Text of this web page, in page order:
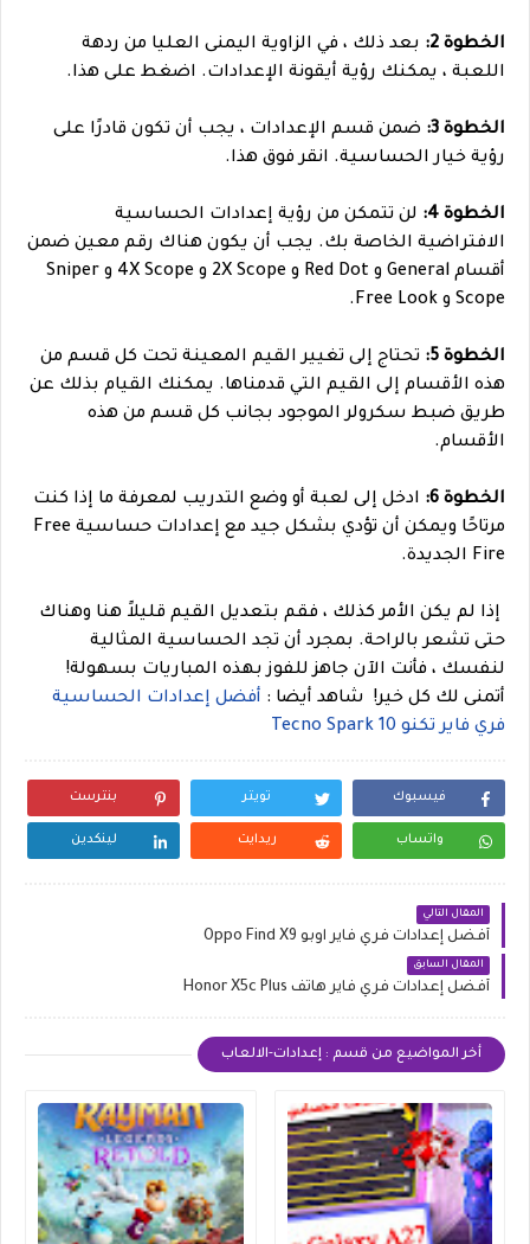
الخطوة 2:
بعد ذلك ، في الزاوية اليمنى العليا من ردهة
اللعبة ، يمكنك رؤية أيقونة الإعدادات. اضغط على هذا.
الخطوة 3:
ضمن قسم الإعدادات ، يجب أن تكون قادرًا على
رؤية خيار الحساسية. انقر فوق هذا.
الخطوة 4:
لن تتمكن من رؤية إعدادات الحساسية
الافتراضية الخاصة بك. يجب أن يكون هناك رقم معين ضمن
أقسام General و Red Dot و 2X Scope و 4X Scope و Sniper
Scope و Free Look.
الخطوة 5:
تحتاج إلى تغيير القيم المعينة تحت كل قسم من
هذه الأقسام إلى القيم التي قدمناها. يمكنك القيام بذلك عن
طريق ضبط سكرولر الموجود بجانب كل قسم من هذه
الأقسام.
الخطوة 6:
ادخل إلى لعبة أو وضع التدريب لمعرفة ما إذا كنت
مرتاحًا ويمكن أن تؤدي بشكل جيد مع إعدادات حساسية Free
Fire الجديدة.
إذا لم يكن الأمر كذلك ، فقم بتعديل القيم قليلاً هنا وهناك
حتى تشعر بالراحة. بمجرد أن تجد الحساسية المثالية
لنفسك ، فأنت الآن جاهز للفوز بهذه المباريات بسهولة!
أتمنى لك كل خير!
شاهد أيضا : أفضل إعدادات الحساسية
فري فاير تكنو Tecno Spark 10
فيسبوك تويتر بنترست
واتساب ريدايت لينكدين
المقال التالي
أفضل إعدادات فري فاير اوبو Oppo Find X9
المقال السابق
أفضل إعدادات فري فاير هاتف Honor X5c Plus
أخر المواضيع من قسم : إعدادات-الالعاب